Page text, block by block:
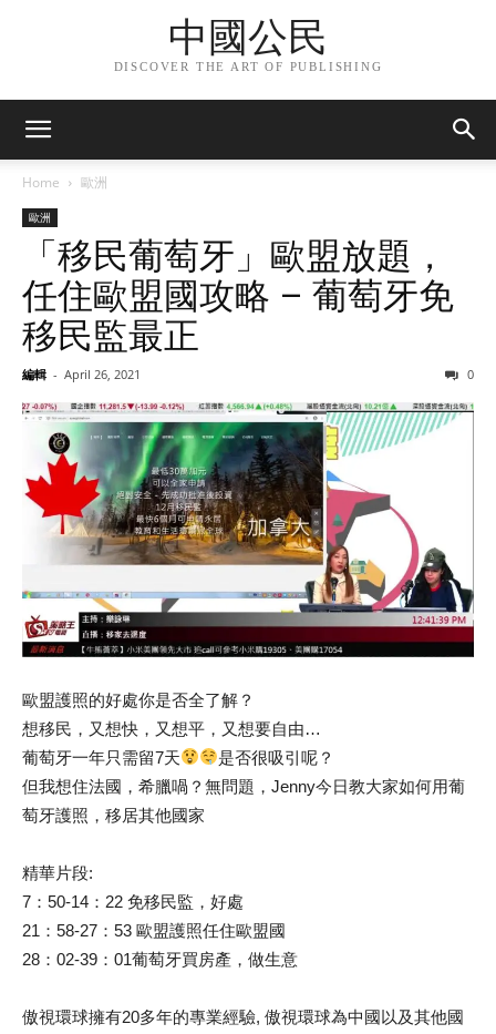
中國公民
DISCOVER THE ART OF PUBLISHING
Home 歐洲
歐洲
「移民葡萄牙」歐盟放題，
任住歐盟國攻略 – 葡萄牙免
移民監最正
編輯 - April 26, 2021 0
歐盟護照的好處你是否全了解？
想移民，又想快，又想平，又想要自由…
葡萄牙一年只需留7天
是否很吸引呢？
但我想住法國，希臘喎？無問題，Jenny今日教大家如何用葡
萄牙護照，移居其他國家
精華片段:
7：50-14：22 免移民監，好處
21：58-27：53 歐盟護照任住歐盟國
28：02-39：01葡萄牙買房產，做生意
傲視環球擁有20多年的專業經驗, 傲視環球為中國以及其他國